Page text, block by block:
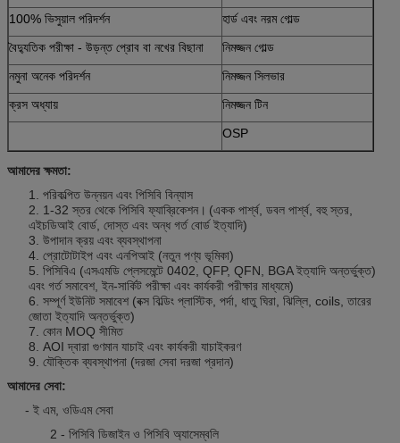
100% ভিসুয়াল পরিদর্শন
হার্ড এবং নরম গোল্ড
বৈদ্যুতিক পরীক্ষা - উড়ন্ত প্রোব বা নখের বিছানা
নিমজ্জন গোল্ড
নমুনা অনেক পরিদর্শন
নিমজ্জন সিলভার
ক্রস অধ্যায়
নিমজ্জন টিন
OSP
আমাদের ক্ষমতা:
1. পরিকল্পিত উন্নয়ন এবং পিসিবি বিন্যাস
2. 1-32 স্তর থেকে পিসিবি ফ্যাব্রিকেশন। (একক পার্শ্ব, ডবল পার্শ্ব, বহু স্তর,
এইচডিআই বোর্ড, দোস্ত এবং অন্ধ গর্ত বোর্ড ইত্যাদি)
3. উপাদান ক্রয় এবং ব্যবস্থাপনা
4. প্রোটোটাইপ এবং এনপিআই (নতুন পণ্য ভূমিকা)
5. পিসিবিএ (এসএমডি প্লেসমেন্টে 0402, QFP, QFN, BGA ইত্যাদি অন্তর্ভুক্ত)
এবং গর্ত সমাবেশ, ইন-সার্কিট পরীক্ষা এবং কার্যকরী পরীক্ষার মাধ্যমে)
6. সম্পূর্ণ ইউনিট সমাবেশ (বক্স বিল্ডিং প্লাস্টিক, পর্দা, ধাতু ঘিরা, ঝিল্লি, coils, তারের
জোতা ইত্যাদি অন্তর্ভুক্ত)
7. কোন MOQ সীমিত
8. AOI দ্বারা গুণমান যাচাই এবং কার্যকরী যাচাইকরণ
9. যৌক্তিক ব্যবস্থাপনা (দরজা সেবা দরজা প্রদান)
আমাদের সেবা:
- ই এম, ওডিএম সেবা
2 - পিসিবি ডিজাইন ও পিসিবি অ্যাসেম্বলি